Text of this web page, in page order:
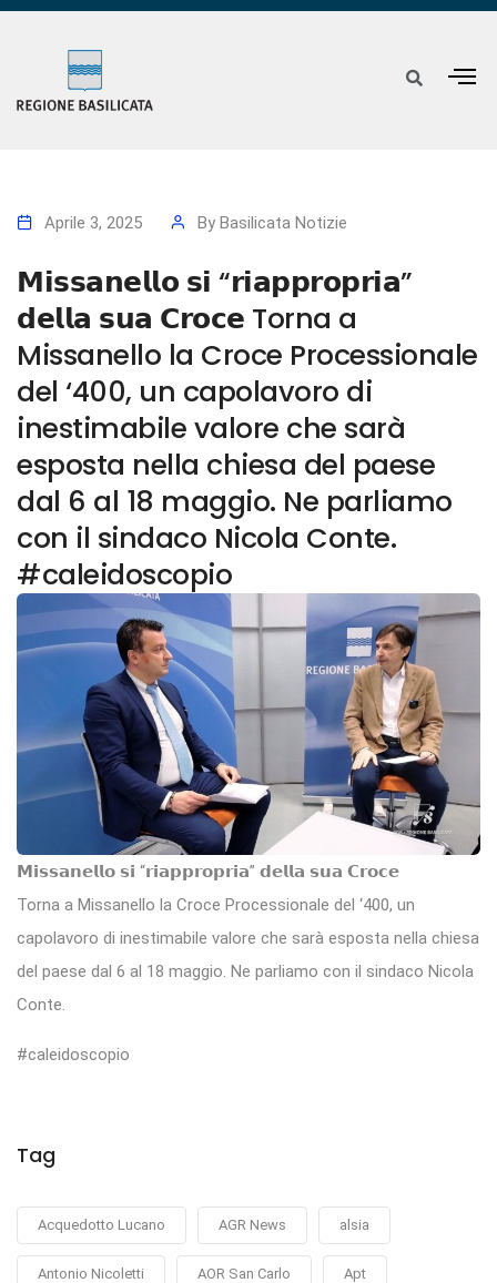
Aprile 3, 2025 By Basilicata Notizie
𝗠𝗶𝘀𝘀𝗮𝗻𝗲𝗹𝗹𝗼 𝘀𝗶 “𝗿𝗶𝗮𝗽𝗽𝗿𝗼𝗽𝗿𝗶𝗮”
𝗱𝗲𝗹𝗹𝗮 𝘀𝘂𝗮 𝗖𝗿𝗼𝗰𝗲 Torna a
Missanello la Croce Processionale
del ‘400, un capolavoro di
inestimabile valore che sarà
esposta nella chiesa del paese
dal 6 al 18 maggio. Ne parliamo
con il sindaco Nicola Conte.
#caleidoscopio
𝗠𝗶𝘀𝘀𝗮𝗻𝗲𝗹𝗹𝗼 𝘀𝗶 “𝗿𝗶𝗮𝗽𝗽𝗿𝗼𝗽𝗿𝗶𝗮” 𝗱𝗲𝗹𝗹𝗮 𝘀𝘂𝗮 𝗖𝗿𝗼𝗰𝗲
Torna a Missanello la Croce Processionale del ‘400, un
capolavoro di inestimabile valore che sarà esposta nella chiesa
del paese dal 6 al 18 maggio. Ne parliamo con il sindaco Nicola
Conte.
#caleidoscopio
Tag
Acquedotto Lucano AGR News alsia
Antonio Nicoletti AOR San Carlo Apt